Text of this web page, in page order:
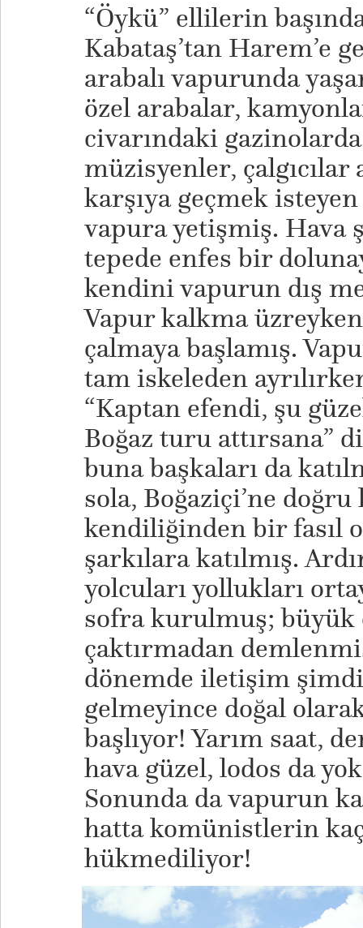
“Öykü” ellilerin
Kabataş’tan Harem’e
arabalı vapurunda
özel arabalar,
civarındaki
müzisyenler, çalgıcılar
karşıya geçmek
vapura yetişmiş. Hava
tepede enfes bir
kendini vapurun dış
Vapur kalkma
çalmaya başlamış.
tam iskeleden
“Kaptan efendi, şu
Boğaz turu attırsana”
buna başkaları da
sola, Boğaziçi’ne
kendiliğinden bir fasıl
şarkılara katılmış.
yolcuları yollukları
sofra kurulmuş; büyük
çaktırmadan
dönemde iletişim
gelmeyince doğal
başlıyor! Yarım saat,
hava güzel, lodos da
Sonunda da vapurun
hatta komünistlerin
hükmediliyor!